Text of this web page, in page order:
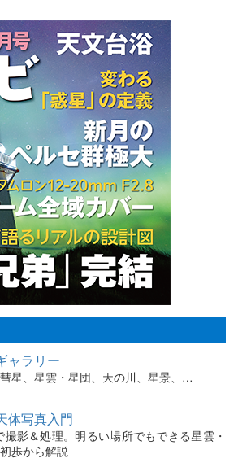
ャラリー
星、星雲・星団、天の川、星景、…
体写真入門
撮影＆処理。明るい場所でもできる星雲・
歩から解説